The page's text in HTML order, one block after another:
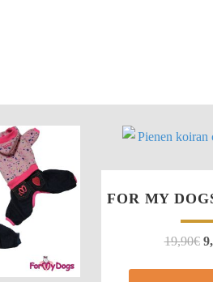
FOR MY
19,90€